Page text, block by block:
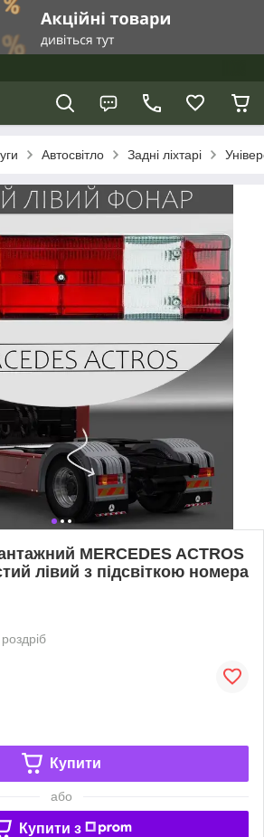
Автосвітло Задні ліхтарі
MERCEDES ACTROS
лівий з підсвіткою номера
Купити
або
Купити з